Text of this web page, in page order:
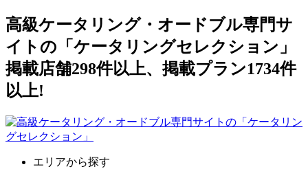
高級ケータリング・オードブル専門サ
イトの「ケータリングセレクション」
掲載店舗298件以上、掲載プラン1734件
以上!
エリアから探す